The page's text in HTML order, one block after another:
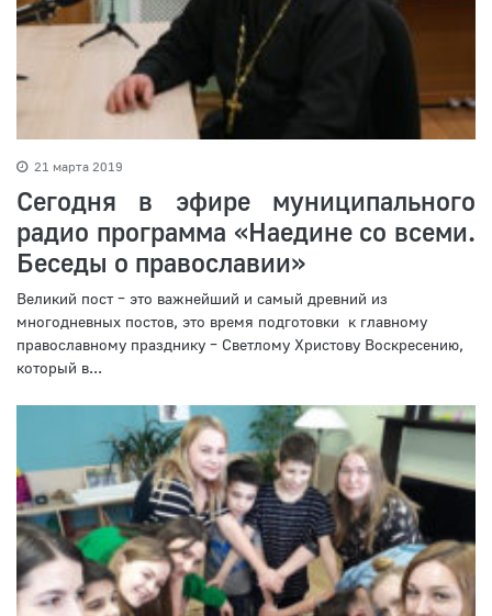
21 марта 2019
Сегодня в эфире муниципального
радио программа «Наедине со всеми.
Беседы о православии»
Великий пост – это важнейший и самый древний из
многодневных постов, это время подготовки к главному
православному празднику – Светлому Христову Воскресению,
который в...